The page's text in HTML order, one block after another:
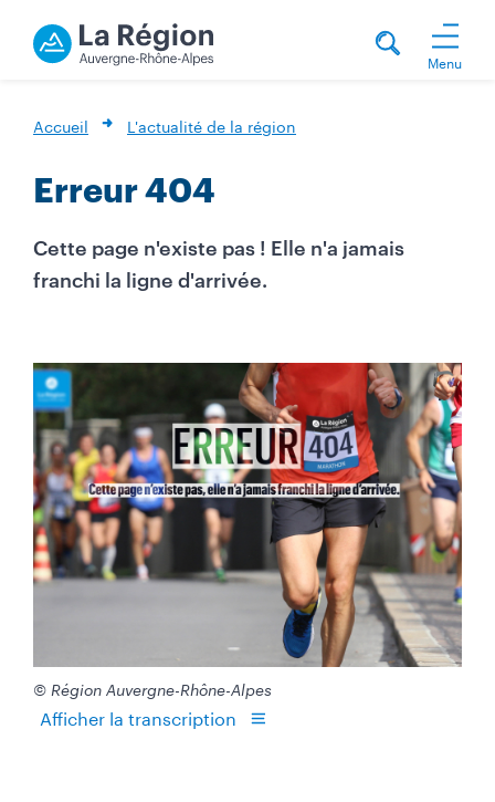
Menu
Accueil L'actualité de la région
Erreur 404
Cette page n'existe pas ! Elle n'a jamais
franchi la ligne d'arrivée.
© Région Auvergne-Rhône-Alpes
Afficher la transcription